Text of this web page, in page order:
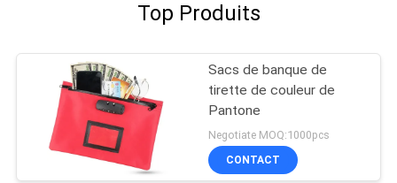
Top Produits
Sacs de banque de
tirette de couleur de
Pantone
Negotiate MOQ:1000pcs
CONTACT